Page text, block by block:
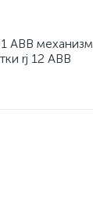
ABB механизм
rj 12 ABB